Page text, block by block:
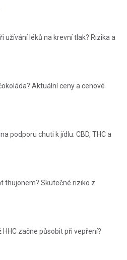
užívání léků na krevní tlak? Rizika a
Aktuální ceny a cenové
podporu chuti k jídlu: CBD, THC a
thujonem? Skutečné riziko z
začne působit při vepření?